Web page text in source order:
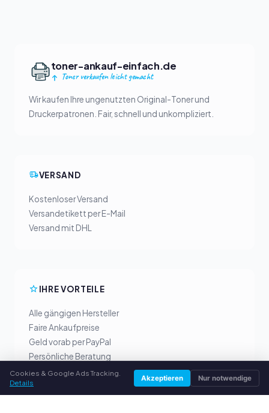
toner-ankauf-einfach.de
Toner verkaufen leicht gemacht
Wir kaufen Ihre ungenutzten Original-Toner und
Druckerpatronen. Fair, schnell und unkompliziert.
VERSAND
Kostenloser Versand
Versandetikett per E-Mail
Versand mit DHL
IHRE VORTEILE
Alle gängigen Hersteller
Faire Ankaufpreise
Geld vorab per PayPal
Persönliche Beratung
Cookies & Google Ads Tracking.
Details
Akzeptieren Nur notwendige